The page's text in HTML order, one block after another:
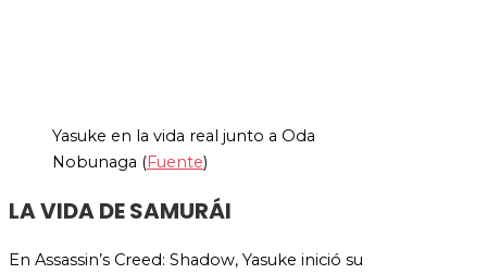
Yasuke en la vida real junto a Oda
Nobunaga (Fuente)
LA VIDA DE SAMURÁI
En Assassin’s Creed: Shadow, Yasuke inició su